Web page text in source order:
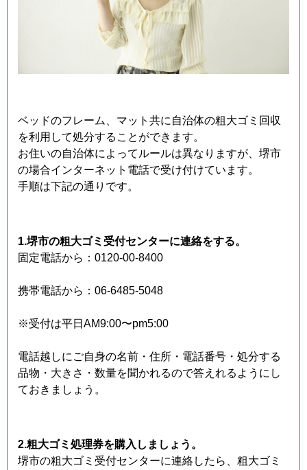
ベッドのフレーム、マット共に自治体の粗大ゴミ回収
を利用して処分することができます。
お住いの自治体によってルールは異なりますが、堺市
の場合インターネット電話で受け付けています。
手順は下記の通りです。
1.堺市の粗大ゴミ受付センターに連絡をする。
固定電話から：0120-00-8400
携帯電話から：06-6485-5048
※受付は平日AM9:00〜pm5:00
電話越しにご自身の名前・住所・電話番号・処分する
品物・大きさ・数量を聞かれるので答えれるようにし
ておきましょう。
2.粗大ゴミ処理券を購入しましょう。
堺市の粗大ゴミ受付センターに連絡したら、粗大ゴミ